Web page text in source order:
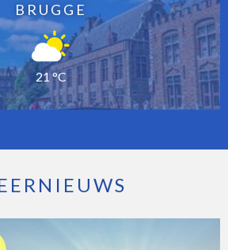
BRUGGE
21 °C